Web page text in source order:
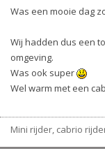
Was een mooie dag
Wij hadden dus een
omgeving.
Was ook super
Wel warm met een
Mini rijder, cabrio